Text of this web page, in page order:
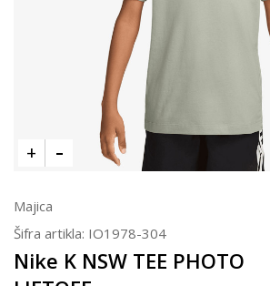
Majica
Šifra artikla: IO1978-304
Nike K NSW TEE PHOTO